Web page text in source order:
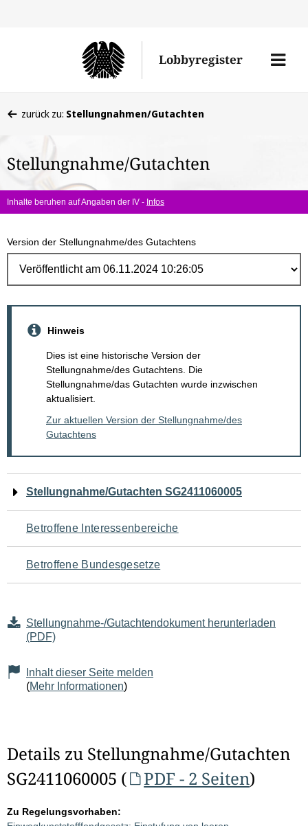
Lobbyregister
Menü
befinden
hier:
zurück zu: Stellungnahmen/Gutachten
Stellungnahme/Gutachten
Inhalte beruhen auf Angaben der IV - Infos
Version der Stellungnahme/des Gutachtens
Hinweis
Dies ist eine historische Version der
Stellungnahme/des Gutachtens. Die
Stellungnahme/das Gutachten wurde inzwischen
aktualisiert.
Zur aktuellen Version der Stellungnahme/des
Gutachtens
Navigation
für
den
Seiteninhalt
Stellungnahme/Gutachten SG2411060005
Betroffene Interessenbereiche
Betroffene Bundesgesetze
Stellungnahme-/Gutachtendokument herunterladen
(PDF)
Inhalt dieser Seite melden
(Mehr Informationen)
Details zu Stellungnahme/Gutachten
SG2411060005 (
PDF - 2 Seiten)
Zu Regelungsvorhaben: